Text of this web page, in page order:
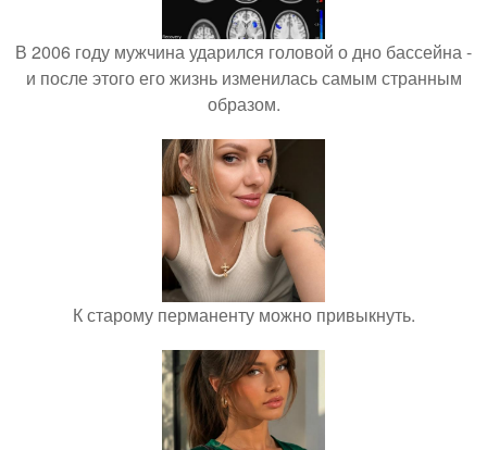
В 2006 году мужчина ударился головой о дно бассейна -
и после этого его жизнь изменилась самым странным
образом.
К старому перманенту можно привыкнуть.